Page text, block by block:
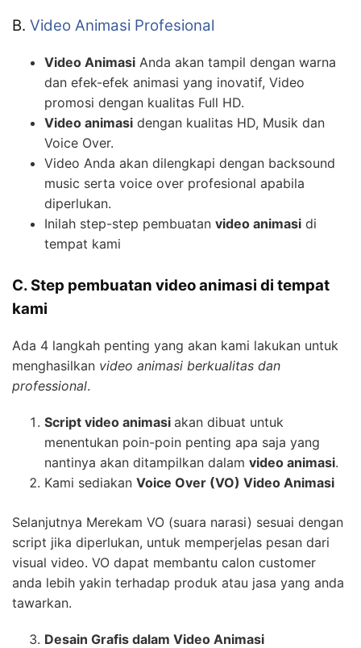
B. Video Animasi Profesional
Video Animasi Anda akan tampil dengan warna
dan efek-efek animasi yang inovatif, Video
promosi dengan kualitas Full HD.
Video animasi dengan kualitas HD, Musik dan
Voice Over.
Video Anda akan dilengkapi dengan backsound
music serta voice over profesional apabila
diperlukan.
Inilah step-step pembuatan video animasi di
tempat kami
C. Step pembuatan video animasi di tempat
kami
Ada 4 langkah penting yang akan kami lakukan untuk
menghasilkan video animasi berkualitas dan
professional.
Script video animasi akan dibuat untuk
menentukan poin-poin penting apa saja yang
nantinya akan ditampilkan dalam video animasi.
Kami sediakan Voice Over (VO) Video Animasi
Selanjutnya Merekam VO (suara narasi) sesuai dengan
script jika diperlukan, untuk memperjelas pesan dari
visual video. VO dapat membantu calon customer
anda lebih yakin terhadap produk atau jasa yang anda
tawarkan.
Desain Grafis dalam Video Animasi